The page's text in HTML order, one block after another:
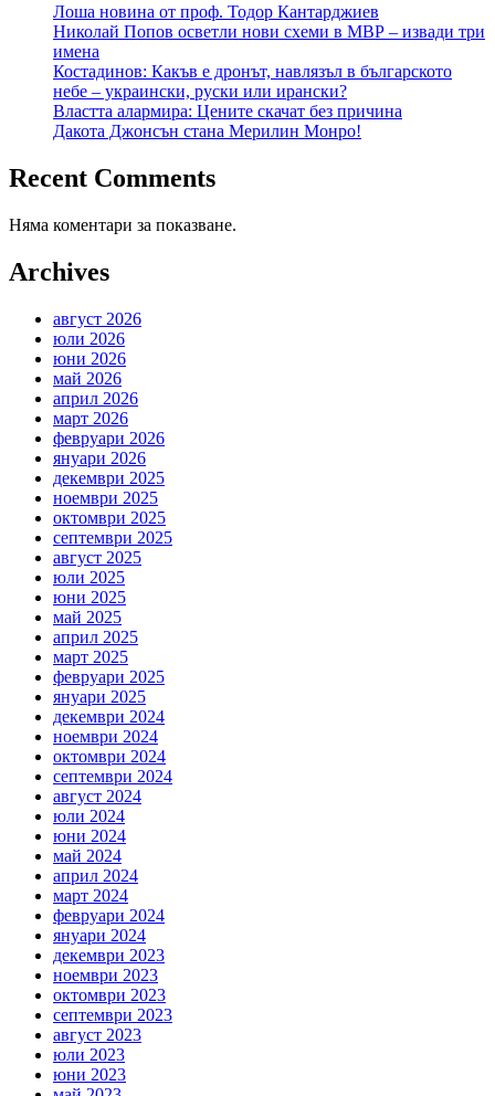
Лоша новина от проф. Тодор Кантарджиев
Николай Попов осветли нови схеми в МВР – извади три
имена
Костадинов: Какъв е дронът, навлязъл в българското
небе – украински, руски или ирански?
Властта алармира: Цените скачат без причина
Дакота Джонсън стана Мерилин Монро!
Recent Comments
Няма коментари за показване.
Archives
август 2026
юли 2026
юни 2026
май 2026
април 2026
март 2026
февруари 2026
януари 2026
декември 2025
ноември 2025
октомври 2025
септември 2025
август 2025
юли 2025
юни 2025
май 2025
април 2025
март 2025
февруари 2025
януари 2025
декември 2024
ноември 2024
октомври 2024
септември 2024
август 2024
юли 2024
юни 2024
май 2024
април 2024
март 2024
февруари 2024
януари 2024
декември 2023
ноември 2023
октомври 2023
септември 2023
август 2023
юли 2023
юни 2023